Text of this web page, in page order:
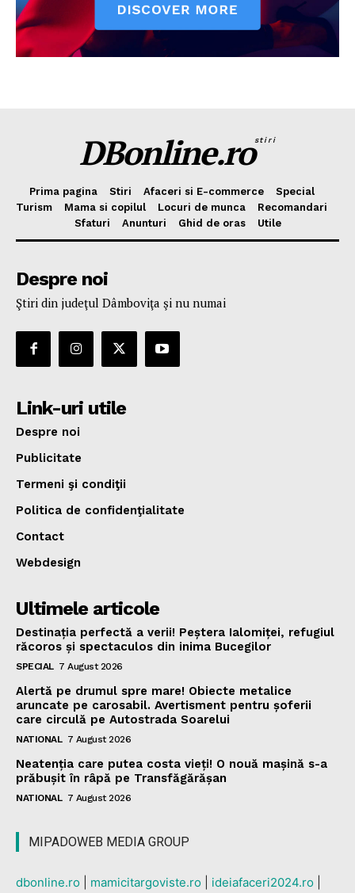
DBonline.rostiri
Prima pagina Stiri Afaceri si E-commerce
Special
Turism
Mama si copilul Locuri de munca
Recomandari
Sfaturi
Anunturi Ghid de oras Utile
Despre noi
Ştiri din judeţul Dâmboviţa şi nu numai
Link-uri utile
Despre noi
Publicitate
Termeni şi condiţii
Politica de confidenţialitate
Contact
Webdesign
Ultimele articole
Destinația perfectă a verii! Peștera Ialomiței, refugiul
răcoros și spectaculos din inima Bucegilor
SPECIAL 7 August 2026
Alertă pe drumul spre mare! Obiecte metalice
aruncate pe carosabil. Avertisment pentru șoferii
care circulă pe Autostrada Soarelui
NATIONAL 7 August 2026
Neatenția care putea costa vieți! O nouă mașină s-a
prăbușit în râpă pe Transfăgărășan
NATIONAL 7 August 2026
MIPADOWEB MEDIA GROUP
dbonline.ro mamicitargoviste.ro ideiafaceri2024.ro